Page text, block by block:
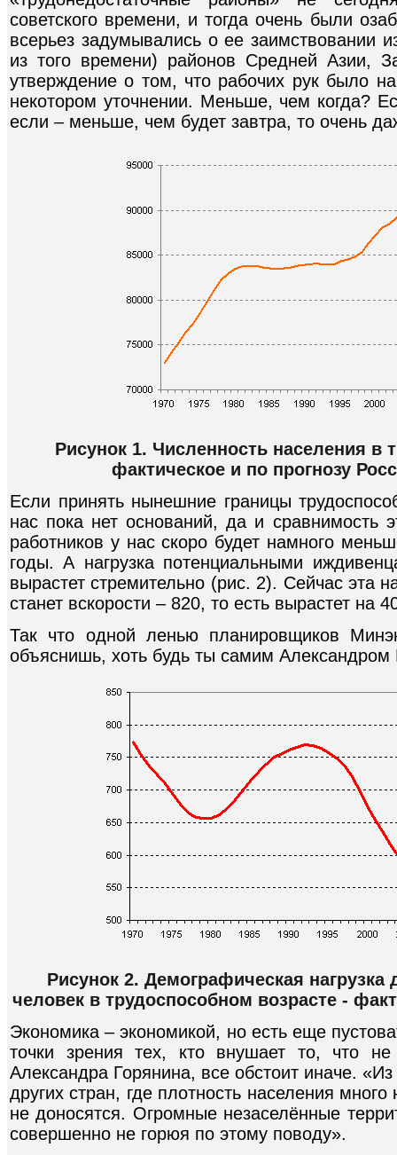
советского времени, и тогда очень были
всерьез задумывались о ее заимствовании
из того времени) районов Средней Азии,
утверждение о том, что рабочих рук было
некотором уточнении. Меньше, чем когда?
если – меньше, чем будет завтра, то очень
Рисунок 1. Численность населения в
фактическое и по прогнозу
Если принять нынешние границы
нас пока нет оснований, да и сравнимость
работников у нас скоро будет намного
годы. А нагрузка потенциальными
вырастет стремительно (рис. 2). Сейчас эта
станет вскорости – 820, то есть вырастет на
Так что одной ленью планировщиков
объяснишь, хоть будь ты самим
Рисунок 2. Демографическая
человек в трудоспособном возрасте -
Экономика – экономикой, но есть еще
точки зрения тех, кто внушает то, что
Александра Горянина, все обстоит иначе.
других стран, где плотность населения
не доносятся. Огромные незаселённые
совершенно не горюя по этому поводу».